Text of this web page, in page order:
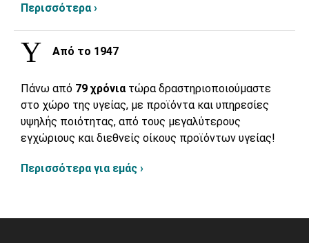
Περισσότερα ›
Από το 1947
Πάνω από 79 χρόνια τώρα δραστηριοποιούμαστε
στο χώρο της υγείας, με προϊόντα και υπηρεσίες
υψηλής ποιότητας, από τους μεγαλύτερους
εγχώριους και διεθνείς οίκους προϊόντων υγείας!
Περισσότερα για εμάς ›